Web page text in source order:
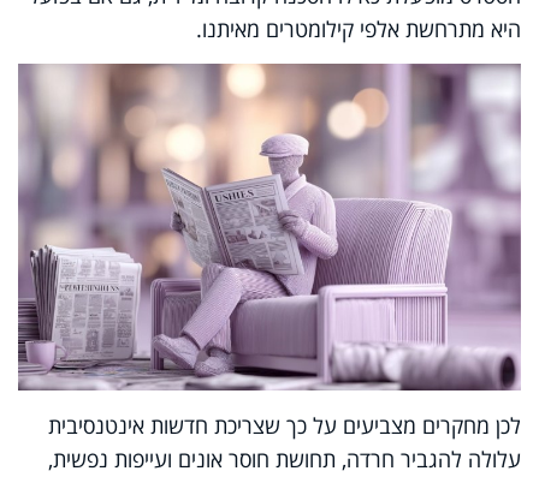
היא מתרחשת אלפי קילומטרים מאיתנו.
לכן מחקרים מצביעים על כך שצריכת חדשות אינטנסיבית
עלולה להגביר חרדה, תחושת חוסר אונים ועייפות נפשית,